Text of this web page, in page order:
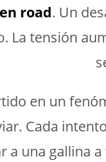
road. Un
La tensión
en un
Cada
a una gallina